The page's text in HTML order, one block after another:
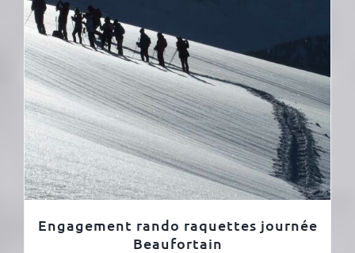
Engagement rando raquettes journée
Beaufortain